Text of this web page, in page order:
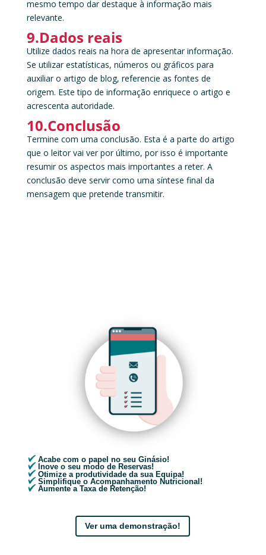
mesmo tempo dar destaque à informação mais
relevante.
9.Dados reais
Utilize dados reais na hora de apresentar informação.
Se utilizar estatísticas, números ou gráficos para
auxiliar o artigo de blog, referencie as fontes de
origem. Este tipo de informação enriquece o artigo e
acrescenta autoridade.
10.Conclusão
Termine com uma conclusão. Esta é a parte do artigo
que o leitor vai ver por último, por isso é importante
resumir os aspectos mais importantes a reter. A
conclusão deve servir como uma síntese final da
mensagem que pretende transmitir.
Acabe com o papel no seu Ginásio!
Inove o seu modo de Reservas!
Otimize a produtividade da sua Equipa!
Simplifique o Acompanhamento Nutricional!
Aumente a Taxa de Retenção!
Ver uma demonstração!